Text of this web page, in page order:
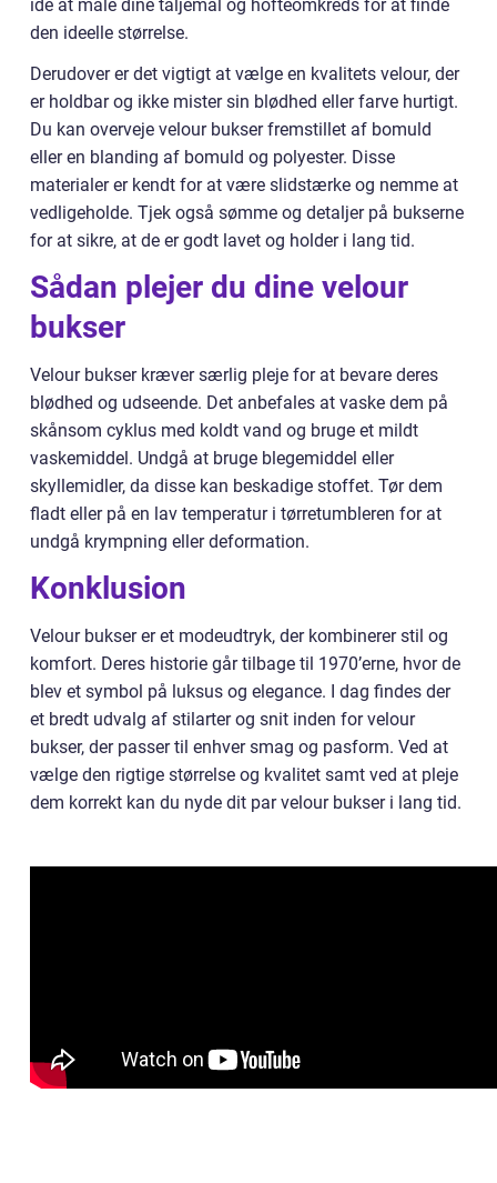
idé at måle dine taljemål og hofteomkreds for at finde
den ideelle størrelse.
Derudover er det vigtigt at vælge en kvalitets velour, der
er holdbar og ikke mister sin blødhed eller farve hurtigt.
Du kan overveje velour bukser fremstillet af bomuld
eller en blanding af bomuld og polyester. Disse
materialer er kendt for at være slidstærke og nemme at
vedligeholde. Tjek også sømme og detaljer på bukserne
for at sikre, at de er godt lavet og holder i lang tid.
Sådan plejer du dine velour
bukser
Velour bukser kræver særlig pleje for at bevare deres
blødhed og udseende. Det anbefales at vaske dem på
skånsom cyklus med koldt vand og bruge et mildt
vaskemiddel. Undgå at bruge blegemiddel eller
skyllemidler, da disse kan beskadige stoffet. Tør dem
fladt eller på en lav temperatur i tørretumbleren for at
undgå krympning eller deformation.
Konklusion
Velour bukser er et modeudtryk, der kombinerer stil og
komfort. Deres historie går tilbage til 1970’erne, hvor de
blev et symbol på luksus og elegance. I dag findes der
et bredt udvalg af stilarter og snit inden for velour
bukser, der passer til enhver smag og pasform. Ved at
vælge den rigtige størrelse og kvalitet samt ved at pleje
dem korrekt kan du nyde dit par velour bukser i lang tid.